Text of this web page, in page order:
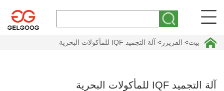
بيت> الفريزر > آلة التجميد IQF للمأكولات البحرية
آلة التجميد IQF للمأكولات البحرية